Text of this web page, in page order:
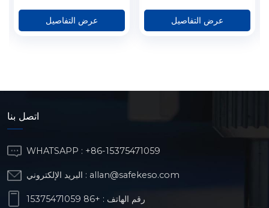
عرض التفاصيل عرض التفاصيل
اتصل بنا
WHATSAPP : +86-15375471059
البريد الإلكتروني : allan@safekeso.com
رقم الهاتف : +86 15375471059